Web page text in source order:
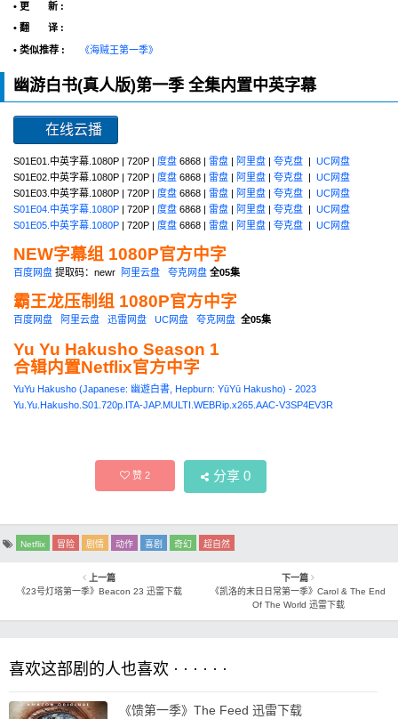
• 更 新 :
• 翻 译 :
• 类似推荐 : 《海贼王第一季》
幽游白书(真人版)第一季 全集内置中英字幕
在线云播
S01E01.中英字幕.1080P | 720P | 度盘 6868 | 雷盘 阿里盘 夸克盘
UC网盘
S01E02.中英字幕.1080P | 720P | 度盘 6868 | 雷盘 阿里盘 夸克盘
UC网盘
S01E03.中英字幕.1080P | 720P | 度盘 6868 | 雷盘 阿里盘 夸克盘
UC网盘
S01E04.中英字幕.1080P | 720P | 度盘 6868 | 雷盘 阿里盘 夸克盘
UC网盘
S01E05.中英字幕.1080P | 720P | 度盘 6868 | 雷盘 阿里盘 夸克盘 UC网盘
NEW字幕组 1080P官方中字
百度网盘 提取码：newr 阿里云盘 夸克网盘 全05集
霸王龙压制组 1080P官方中字
百度网盘 阿里云盘 迅雷网盘 UC网盘 夸克网盘 全05集
Yu Yu Hakusho Season 1
合辑内置Netflix官方中字
YuYu Hakusho (Japanese: 幽遊白書, Hepburn: YūYū Hakusho) - 2023
Yu.Yu.Hakusho.S01.720p.ITA-JAP.MULTI.WEBRip.x265.AAC-V3SP4EV3R
赞2 分享 0
Netflix 冒险 剧情 动作 喜剧 奇幻 超自然
上一篇
《23号灯塔第一季》Beacon 23 迅雷下载
下一篇
《凯洛的末日日常第一季》Carol & The End
Of The World 迅雷下载
喜欢这部剧的人也喜欢 · · · · · ·
《馈第一季》The Feed 迅雷下载